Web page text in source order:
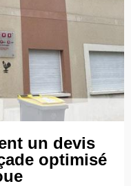
un devis
optimisé